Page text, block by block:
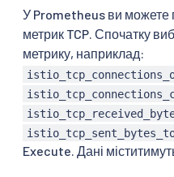
У Prometheus ви можете
метрик TCP. Спочатку
метрику, наприклад:
Execute. Дані